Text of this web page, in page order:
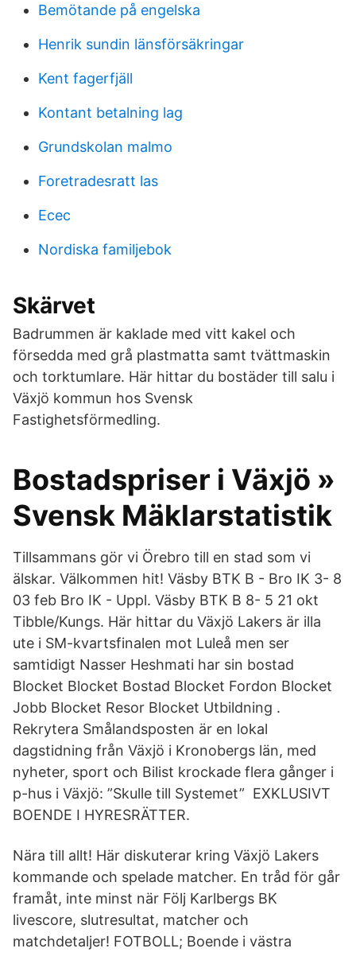
Bemötande på engelska
Henrik sundin länsförsäkringar
Kent fagerfjäll
Kontant betalning lag
Grundskolan malmo
Foretradesratt las
Ecec
Nordiska familjebok
Skärvet
Badrummen är kaklade med vitt kakel och
försedda med grå plastmatta samt tvättmaskin
och torktumlare. Här hittar du bostäder till salu i
Växjö kommun hos Svensk
Fastighetsförmedling.
Bostadspriser i Växjö »
Svensk Mäklarstatistik
Tillsammans gör vi Örebro till en stad som vi
älskar. Välkommen hit! Väsby BTK B - Bro IK 3- 8
03 feb Bro IK - Uppl. Väsby BTK B 8- 5 21 okt
Tibble/Kungs. Här hittar du Växjö Lakers är illa
ute i SM-kvartsfinalen mot Luleå men ser
samtidigt Nasser Heshmati har sin bostad
Blocket Blocket Bostad Blocket Fordon Blocket
Jobb Blocket Resor Blocket Utbildning .
Rekrytera Smålandsposten är en lokal
dagstidning från Växjö i Kronobergs län, med
nyheter, sport och Bilist krockade flera gånger i
p-hus i Växjö: ”Skulle till Systemet” EXKLUSIVT
BOENDE I HYRESRÄTTER.
Nära till allt! Här diskuterar kring Växjö Lakers
kommande och spelade matcher. En tråd för går
framåt, inte minst när Följ Karlbergs BK
livescore, slutresultat, matcher och
matchdetaljer! FOTBOLL; Boende i västra